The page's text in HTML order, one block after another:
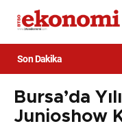
Son Dakika
Bursa’da
Junioshow